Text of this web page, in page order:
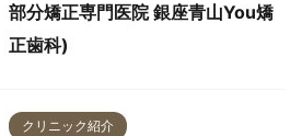
部分矯正専門医院 銀座青山You矯
正歯科)
クリニック紹介